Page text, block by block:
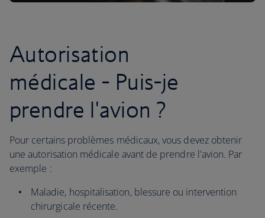
Autorisation
médicale - Puis-je
prendre l'avion ?
Pour certains problèmes médicaux, vous devez obtenir
une autorisation médicale avant de prendre l'avion. Par
exemple :
Maladie, hospitalisation, blessure ou intervention
chirurgicale récente.